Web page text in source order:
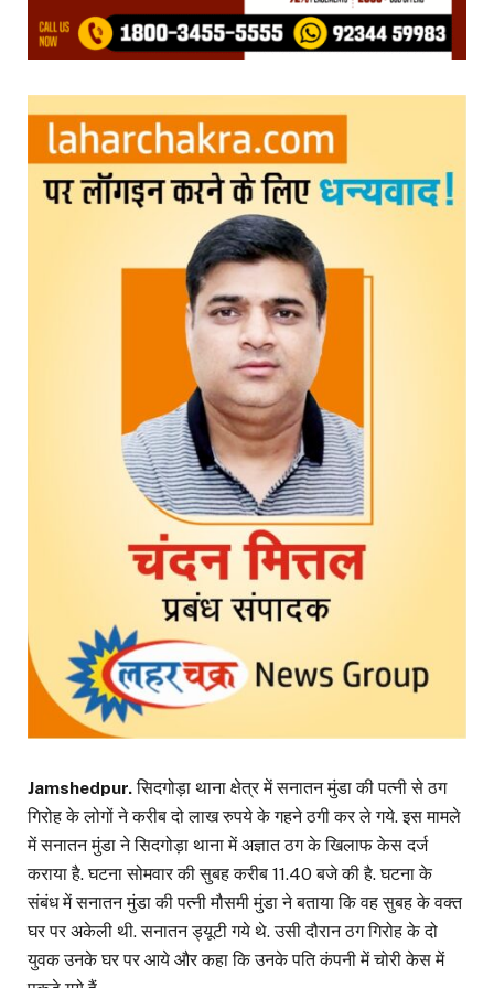
Jamshedpur.सिदगोड़ा थाना क्षेत्र में सनातन मुंडा की पत्नी से ठग
गिरोह के लोगों ने करीब दो लाख रुपये के गहने ठगी कर ले गये. इस मामले
में सनातन मुंडा ने सिदगोड़ा थाना में अज्ञात ठग के खिलाफ केस दर्ज
कराया है. घटना सोमवार की सुबह करीब 11.40 बजे की है. घटना के
संबंध में सनातन मुंडा की पत्नी मौसमी मुंडा ने बताया कि वह सुबह के वक्त
घर पर अकेली थी. सनातन ड्यूटी गये थे. उसी दौरान ठग गिरोह के दो
युवक उनके घर पर आये और कहा कि उनके पति कंपनी में चोरी केस में